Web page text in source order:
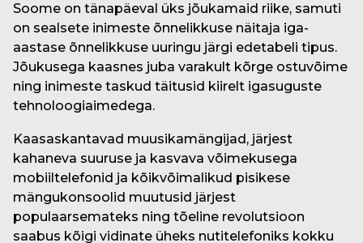
Soome on tänapäeval üks jõukamaid riike, samuti
on sealsete inimeste õnnelikkuse näitaja iga-
aastase õnnelikkuse uuringu järgi edetabeli tipus.
Jõukusega kaasnes juba varakult kõrge ostuvõime
ning inimeste taskud täitusid kiirelt igasuguste
tehnoloogiaimedega.
Kaasaskantavad muusikamängijad, järjest
kahaneva suuruse ja kasvava võimekusega
mobiiltelefonid ja kõikvõimalikud pisikese
mängukonsoolid muutusid järjest
populaarsemateks ning tõeline revolutsioon
saabus kõigi vidinate üheks nutitelefoniks kokku